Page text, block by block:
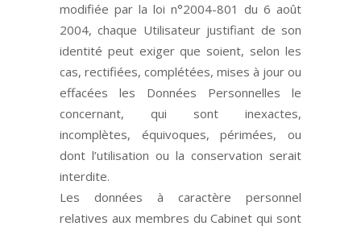
modifiée par la loi n°2004-801 du 6 août
2004, chaque Utilisateur justifiant de son
identité peut exiger que soient, selon les
cas, rectifiées, complétées, mises à jour ou
effacées les Données Personnelles le
concernant, qui sont inexactes,
incomplètes, équivoques, périmées, ou
dont l’utilisation ou la conservation serait
interdite.
Les données à caractère personnel
relatives aux membres du Cabinet qui sont